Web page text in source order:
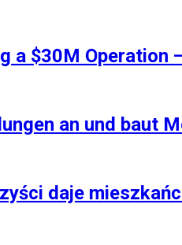
a $30M
an und baut
daje